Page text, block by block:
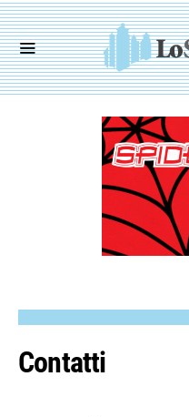
Contatti